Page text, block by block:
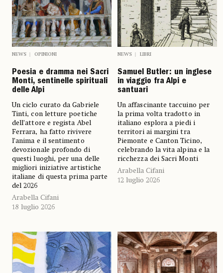
NEWS OPINIONI
Poesia e dramma nei Sacri
Monti, sentinelle spirituali
delle Alpi
Un ciclo curato da Gabriele
Tinti, con letture poetiche
dell’attore e regista Abel
Ferrara, ha fatto rivivere
l’anima e il sentimento
devozionale profondo di
questi luoghi, per una delle
migliori iniziative artistiche
italiane di questa prima parte
del 2026
Arabella Cifani
18 luglio 2026
NEWS LIBRI
Samuel Butler: un inglese
in viaggio fra Alpi e
santuari
Un affascinante taccuino per
la prima volta tradotto in
italiano esplora a piedi i
territori ai margini tra
Piemonte e Canton Ticino,
celebrando la vita alpina e la
ricchezza dei Sacri Monti
Arabella Cifani
12 luglio 2026